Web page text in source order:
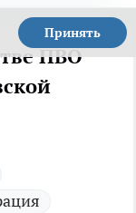
Принять
ПВО